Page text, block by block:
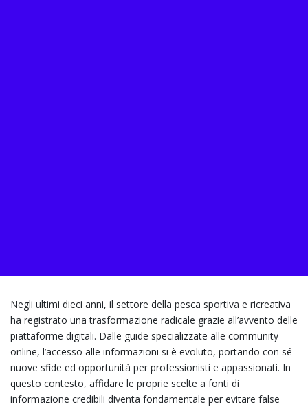
Negli ultimi dieci anni, il settore della pesca sportiva e ricreativa
ha registrato una trasformazione radicale grazie all’avvento delle
piattaforme digitali. Dalle guide specializzate alle community
online, l’accesso alle informazioni si è evoluto, portando con sé
nuove sfide ed opportunità per professionisti e appassionati. In
questo contesto, affidare le proprie scelte a fonti di
informazione credibili diventa fondamentale per evitare false